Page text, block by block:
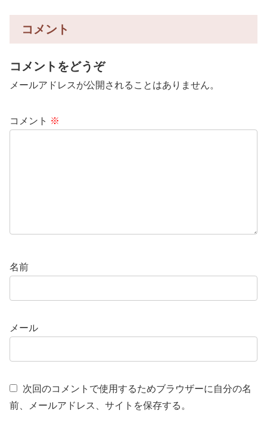
コメント
コメントをどうぞ
メールアドレスが公開されることはありません。
コメント ※
名前
メール
次回のコメントで使用するためブラウザーに自分の名
前、メールアドレス、サイトを保存する。